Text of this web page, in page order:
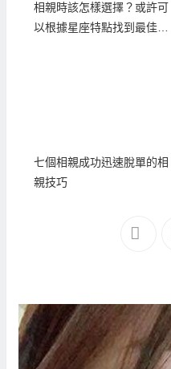
相親時該怎樣選擇？或許可
以根據星座特點找到最佳搭
七個相親成功迅速脫單的相
親技巧